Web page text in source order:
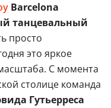
Barcelona
танцевальный
просто
это яркое
С момента
столице команда
Гутьерреса